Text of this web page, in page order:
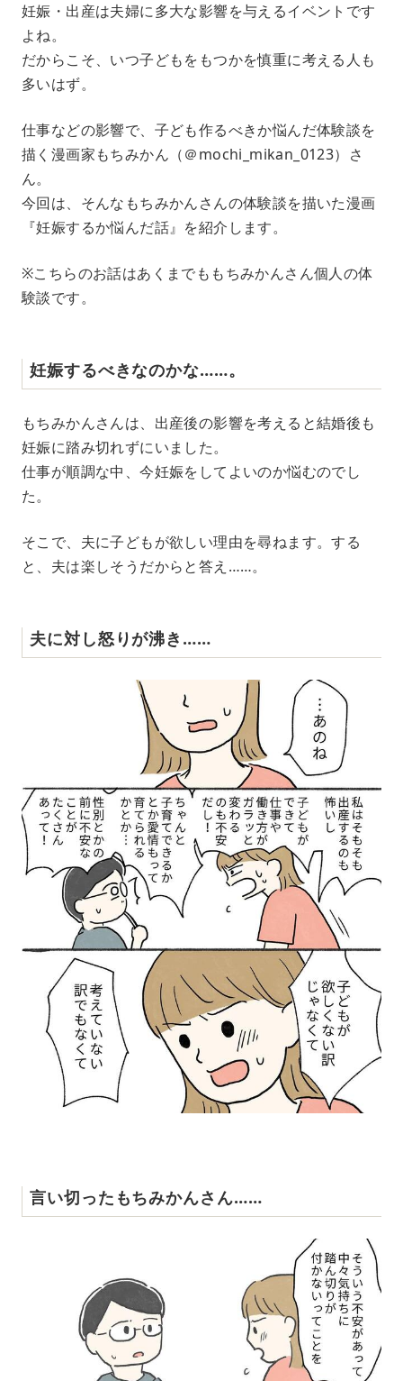
u
e
妊娠・出産は夫婦に多大な影響を与えるイベントです
よね。
だからこそ、いつ子どもをもつかを慎重に考える人も
多いはず。
仕事などの影響で、子ども作るべきか悩んだ体験談を
描く漫画家もちみかん（＠mochi_mikan_0123）さ
ん。
今回は、そんなもちみかんさんの体験談を描いた漫画
『妊娠するか悩んだ話』を紹介します。
※こちらのお話はあくまでももちみかんさん個人の体
験談です。
妊娠するべきなのかな……。
もちみかんさんは、出産後の影響を考えると結婚後も
妊娠に踏み切れずにいました。
仕事が順調な中、今妊娠をしてよいのか悩むのでし
た。
そこで、夫に子どもが欲しい理由を尋ねます。する
と、夫は楽しそうだからと答え……。
夫に対し怒りが沸き……
言い切ったもちみかんさん……